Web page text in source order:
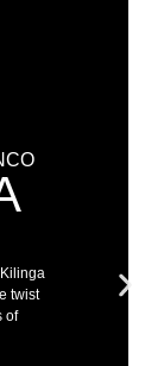
twist
of